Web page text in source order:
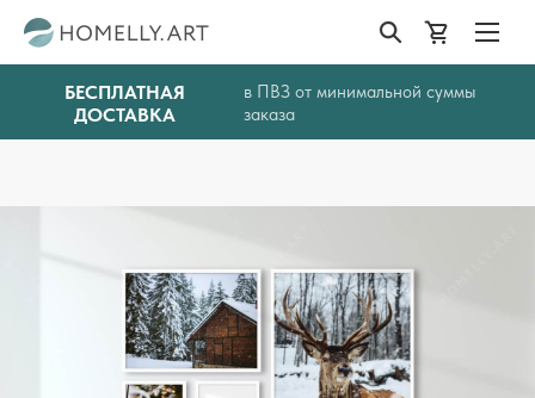
БЕСПЛАТНАЯ
ДОСТАВКА
в ПВЗ от минимальной суммы
заказа